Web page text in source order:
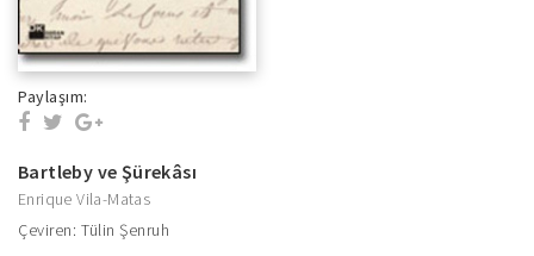
Paylaşım:
Bartleby ve Şürekâsı
Enrique Vila-Matas
Çeviren: Tülin Şenruh